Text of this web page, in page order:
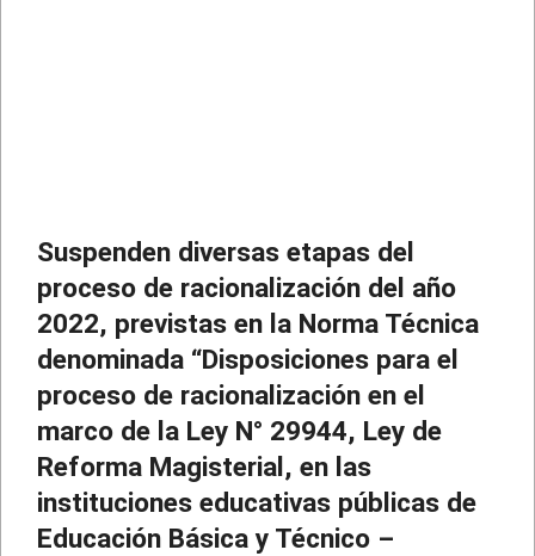
Suspenden diversas etapas del
proceso de racionalización del año
2022, previstas en la Norma Técnica
denominada “Disposiciones para el
proceso de racionalización en el
marco de la Ley N° 29944, Ley de
Reforma Magisterial, en las
instituciones educativas públicas de
Educación Básica y Técnico –